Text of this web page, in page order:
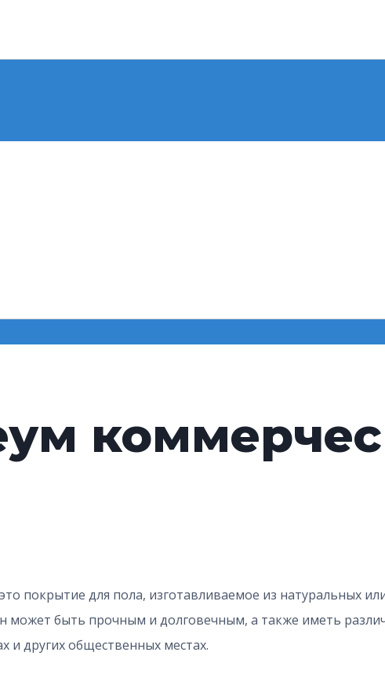
покрытие для пола, изготавливаемое из натуральных
может быть прочным и долговечным, а также иметь
и других общественных местах.